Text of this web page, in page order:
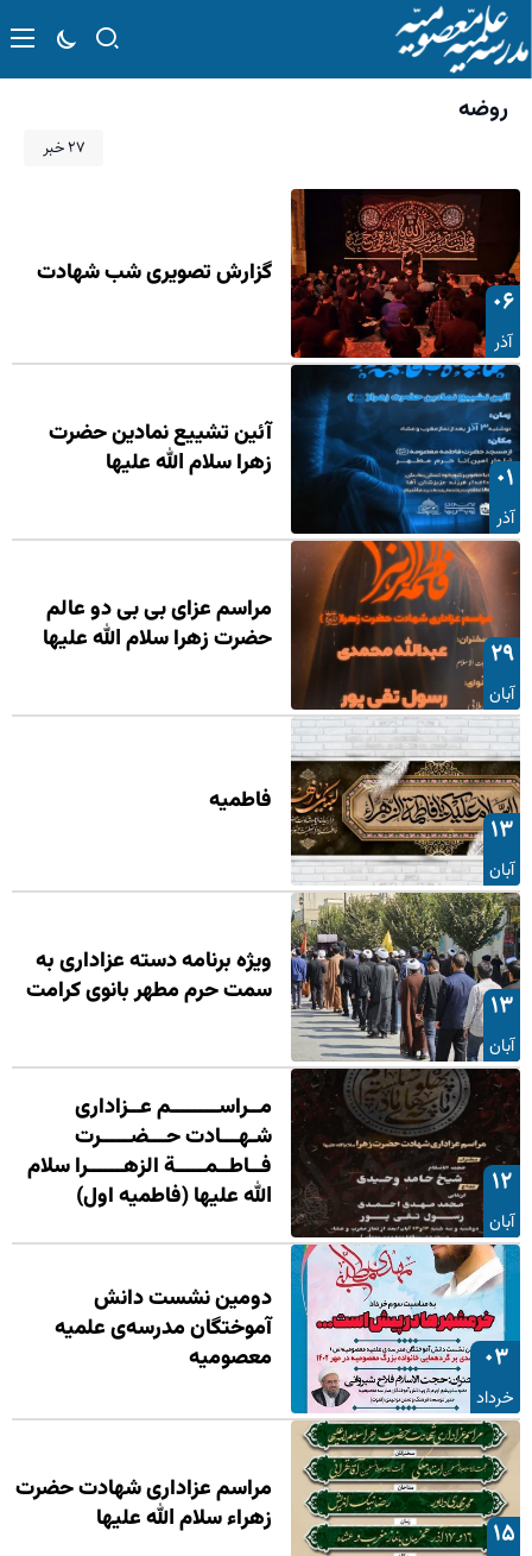
روضه
۲۷ خبر
۰۶
آذر
گزارش تصویری شب شهادت
۰۱
آذر
آئین تشییع نمادین حضرت
زهرا سلام الله علیها
۲۹
آبان
مراسم عزای بی بی دو عالم
حضرت زهرا سلام الله علیها
۱۳
آبان
فاطمیه
۱۳
آبان
ویژه برنامه دسته عزاداری به
سمت حرم مطهر بانوی کرامت
۱۲
آبان
مــراســــــــم عــزاداری
شـهـــادت حـــضـــــرت
فــاطــمـــــة الزهــــــرا سلام
الله علیها (فاطميه اول)
۰۳
خرداد
دومین نشست دانش
آموختگان مدرسه‌ی علمیه
معصومیه
۱۵
مراسم عزاداری شهادت حضرت
زهراء سلام الله علیها